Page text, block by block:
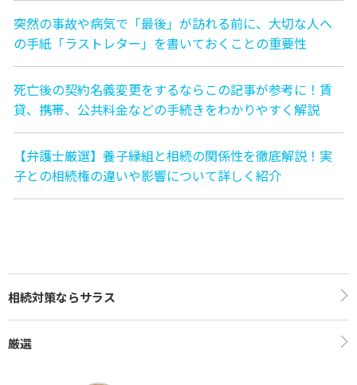
突然の事故や病気で「最後」が訪れる前に、大切な人へ
の手紙「ラストレター」を書いておくことの重要性
死亡後の契約名義変更をするならこの記事が参考に！賃
貸、携帯、公共料金などの手続きをわかりやすく解説
【弁護士厳選】養子縁組と相続の関係性を徹底解説！実
子との相続権の違いや影響について詳しく紹介
相続対策ならサラス
厳選